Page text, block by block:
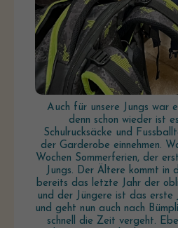
Auch für unsere Jungs war
denn schon wieder ist
Schulrucksäcke und
der Garderobe einnehmen.
Wochen Sommerferien, der
Jungs. Der Ältere kommt in
bereits das letzte Jahr der
und der Jüngere ist das
und geht nun auch nach
schnell die Zeit vergeht.